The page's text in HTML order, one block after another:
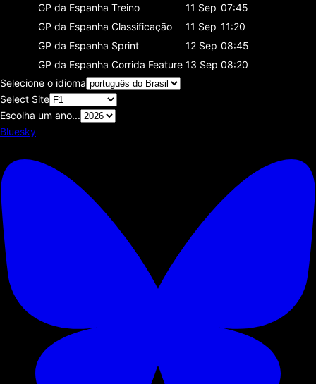
GP da Espanha Treino 11 Sep 07:45
GP da Espanha Classificaçāo 11 Sep 11:20
GP da Espanha Sprint 12 Sep 08:45
GP da Espanha Corrida Feature 13 Sep 08:20
Selecione o idioma
Select Site
Escolha um ano...
Bluesky